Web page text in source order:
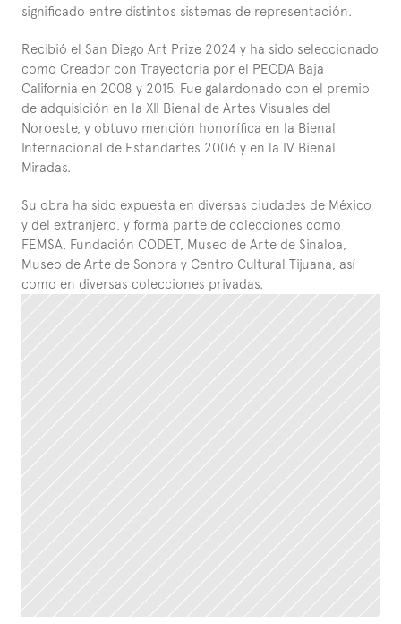
significado entre distintos sistemas de representación.
Recibió el San Diego Art Prize 2024 y ha sido seleccionado
como Creador con Trayectoria por el PECDA Baja
California en 2008 y 2015. Fue galardonado con el premio
de adquisición en la XII Bienal de Artes Visuales del
Noroeste, y obtuvo mención honorífica en la Bienal
Internacional de Estandartes 2006 y en la IV Bienal
Miradas.
Su obra ha sido expuesta en diversas ciudades de México
y del extranjero, y forma parte de colecciones como
FEMSA, Fundación CODET, Museo de Arte de Sinaloa,
Museo de Arte de Sonora y Centro Cultural Tijuana, así
como en diversas colecciones privadas.